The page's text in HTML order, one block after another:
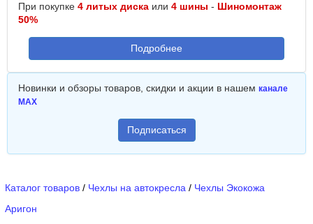
При покупке 4 литых диска или 4 шины - Шиномонтаж
50%
Подробнее
Новинки и обзоры товаров, скидки и акции в нашем канале
MAX
Подписаться
Каталог товаров / Чехлы на автокресла / Чехлы Экокожа
Аригон